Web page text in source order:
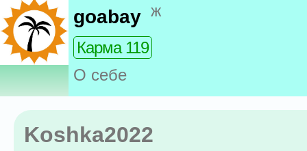
goabay ж
Карма 119
О себе
Koshka2022